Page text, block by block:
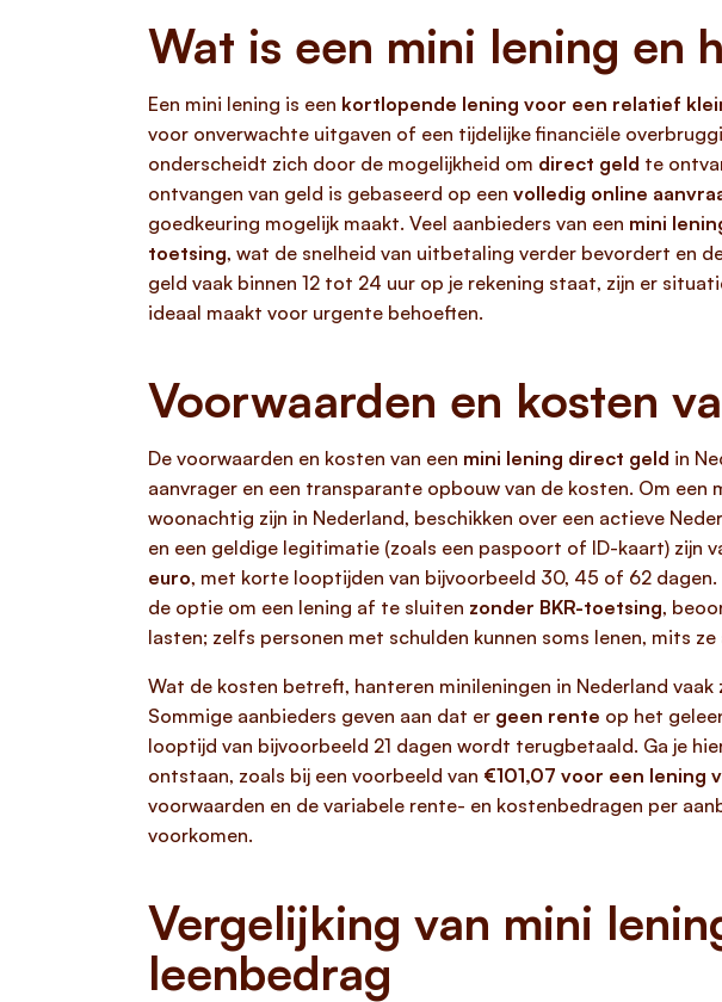
Wat is een mini lening en
Een mini lening is een kortlopende lening voor een relatief
voor onverwachte uitgaven of een tijdelijke financiële
onderscheidt zich door de mogelijkheid om direct geld te
ontvangen van geld is gebaseerd op een volledig online
goedkeuring mogelijk maakt. Veel aanbieders van een mini
toetsing, wat de snelheid van uitbetaling verder bevordert en
geld vaak binnen 12 tot 24 uur op je rekening staat, zijn er
ideaal maakt voor urgente behoeften.
Voorwaarden en kosten
De voorwaarden en kosten van een mini lening direct geld in
aanvrager en een transparante opbouw van de kosten. Om een
woonachtig zijn in Nederland, beschikken over een actieve
en een geldige legitimatie (zoals een paspoort of ID-kaart) zijn
euro, met korte looptijden van bijvoorbeeld 30, 45 of 62 dagen.
de optie om een lening af te sluiten zonder BKR-toetsing,
lasten; zelfs personen met schulden kunnen soms lenen, mits
Wat de kosten betreft, hanteren minileningen in Nederland vaak
Sommige aanbieders geven aan dat er geen rente op het
looptijd van bijvoorbeeld 21 dagen wordt terugbetaald. Ga je
ontstaan, zoals bij een voorbeeld van €101,07 voor een lening
voorwaarden en de variabele rente- en kostenbedragen per
voorkomen.
Vergelijking van mini
leenbedrag